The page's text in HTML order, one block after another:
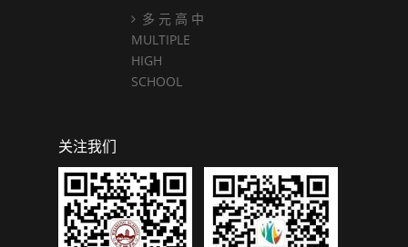
多 元 高 中
MULTIPLE
HIGH
SCHOOL
关注我们